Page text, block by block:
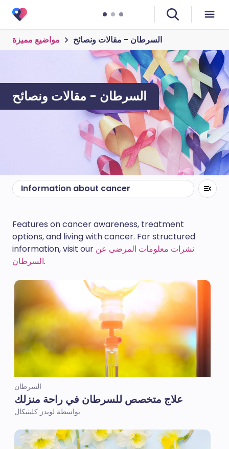
مواضيع مميزة السرطان - مقالات ونصائح
السرطان - مقالات ونصائح
Information about cancer
Features on cancer awareness, treatment
options, and living with cancer. For structured
information, visit our نشرات معلومات المرضى عن
السرطان.
السرطان
علاج متخصص للسرطان في راحة منزلك
بواسطة لويدز كلينيكال